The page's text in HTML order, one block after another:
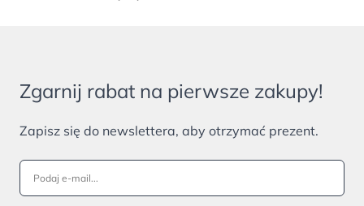
Zgarnij rabat na pierwsze zakupy!
Zapisz się do newslettera, aby otrzymać prezent.